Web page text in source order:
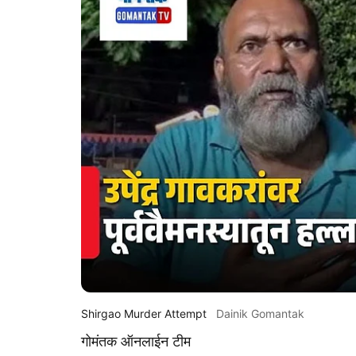
Shirgao Murder Attempt Dainik Gomantak
गोमंतक ऑनलाईन टीम